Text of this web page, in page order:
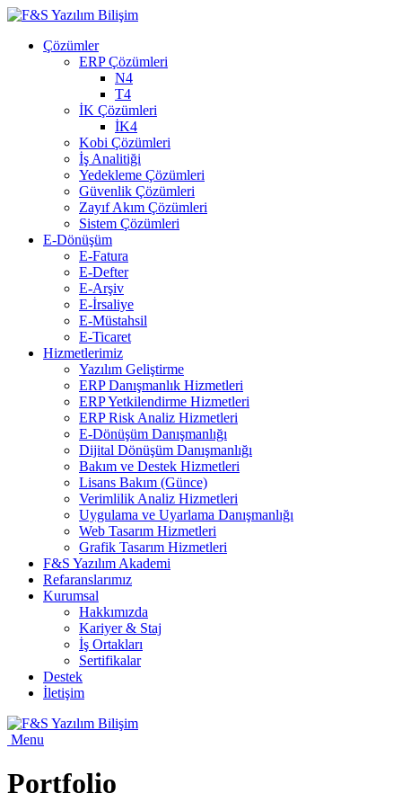
Çözümler
ERP Çözümleri
N4
T4
İK Çözümleri
İK4
Kobi Çözümleri
İş Analitiği
Yedekleme Çözümleri
Güvenlik Çözümleri
Zayıf Akım Çözümleri
Sistem Çözümleri
E-Dönüşüm
E-Fatura
E-Defter
E-Arşiv
E-İrsaliye
E-Müstahsil
E-Ticaret
Hizmetlerimiz
Yazılım Geliştirme
ERP Danışmanlık Hizmetleri
ERP Yetkilendirme Hizmetleri
ERP Risk Analiz Hizmetleri
E-Dönüşüm Danışmanlığı
Dijital Dönüşüm Danışmanlığı
Bakım ve Destek Hizmetleri
Lisans Bakım (Günce)
Verimlilik Analiz Hizmetleri
Uygulama ve Uyarlama Danışmanlığı
Web Tasarım Hizmetleri
Grafik Tasarım Hizmetleri
F&S Yazılım Akademi
Refaranslarımız
Kurumsal
Hakkımızda
Kariyer & Staj
İş Ortakları
Sertifikalar
Destek
İletişim
Menu
Portfolio